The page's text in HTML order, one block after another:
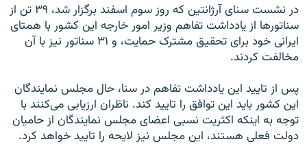
در نشست سنای آرژانتین که روز سوم اسفند برگزار شد، ۳۹ تن از
سناتورها از یادداشت تفاهم وزیر امور خارجه این کشور با همتای
ایرانی خود برای تحقیق مشترک حمایت، و ۳۱ سناتور نیز با آن
مخالفت کردند.
پس از تایید این یادداشت تفاهم در سنا، حال مجلس نمایندگان
این کشور باید این توافق را تایید کند. ناظران ارزیابی می‌کنند با
توجه به اینکه اکثریت نسبی اعضای مجلس نمایندگان از حامیان
دولت فعلی هستند، این مجلس نیز لایحه را تایید خواهد کرد.